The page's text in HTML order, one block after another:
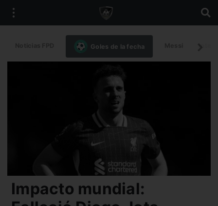
Goles de la fecha
Impacto mundial: